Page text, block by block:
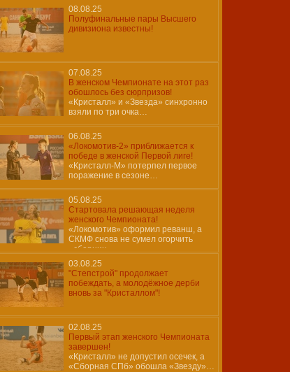
08.08.25
Полуфинальные пары Высшего
дивизиона известны!
07.08.25
В женском Чемпионате на этот раз
обошлось без сюрпризов!
«Кристалл» и «Звезда» синхронно
взяли по три очка…
06.08.25
«Локомотив-2» приближается к
победе в женской Первой лиге!
«Кристалл-М» потерпел первое
поражение в сезоне…
05.08.25
Стартовала решающая неделя
женского Чемпионата!
«Локомотив» оформил реванш, а
СКМФ снова не сумел огорчить
«сборниц»…
03.08.25
"Степстрой" продолжает
побеждать, а молодёжное дерби
вновь за "Кристаллом"!
02.08.25
Первый этап женского Чемпионата
завершен!
«Кристалл» не допустил осечек, а
«Сборная СПб» обошла «Звезду»…